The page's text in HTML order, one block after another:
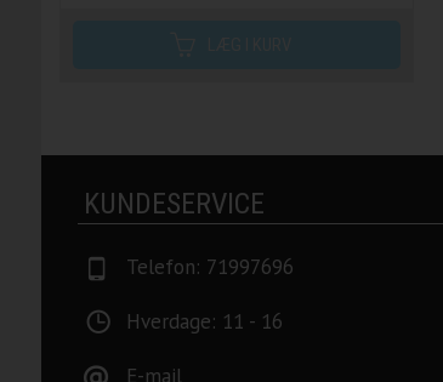
KUNDESERVICE
Telefon: 71997696
Hverdage: 11 - 16
E-mail